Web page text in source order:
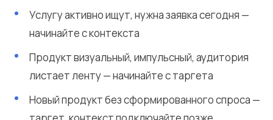
Услугу активно ищут, нужна заявка сегодня —
начинайте с контекста
Продукт визуальный, импульсный, аудитория
листает ленту — начинайте с таргета
Новый продукт без сформированного спроса —